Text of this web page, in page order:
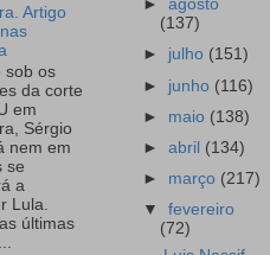
Artigo
sob os
da corte
em
Sérgio
nem em
se
a
Lula.
últimas
►agosto
(137)
► julho (151)
► junho (116)
► maio (138)
►abril (134)
► março (217)
▼fevereiro
(72)